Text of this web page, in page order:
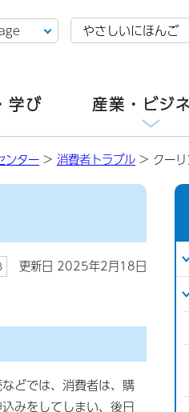
やさしいにほんご
学び 産業・ビジ
ンター > 消費者トラブル > クーリ
更新日 2025年2月18日
どでは、消費者は、購
みをしてしまい、後日